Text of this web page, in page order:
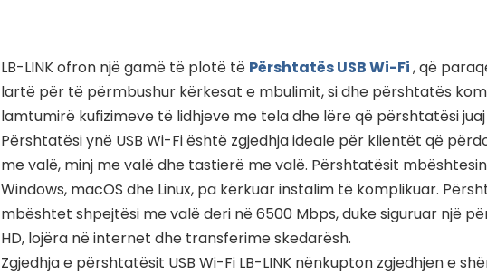
LB-LINK ofron një gamë të plotë të Përshtatës USB Wi-Fi, që
lartë për të përmbushur kërkesat e mbulimit, si dhe përshtatës
lamtumirë kufizimeve të lidhjeve me tela dhe lëre që përshtatësi
Përshtatësi ynë USB Wi-Fi është zgjedhja ideale për klientët që
me valë, minj me valë dhe tastierë me valë. Përshtatësit
Windows, macOS dhe Linux, pa kërkuar instalim të komplikuar.
mbështet shpejtësi me valë deri në 6500 Mbps, duke siguruar një
HD, lojëra në internet dhe transferime skedarësh.
Zgjedhja e përshtatësit USB Wi-Fi LB-LINK nënkupton zgjedhjen e